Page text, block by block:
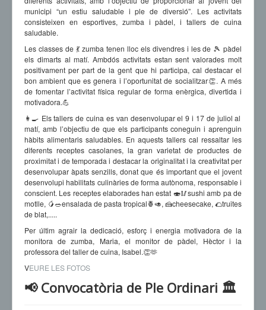
municipi “un estiu saludable i ple de diversió”. Les activitats
consisteixen en esportives, zumba i pàdel, i tallers de cuina
saludable.
Les classes de 💃 zumba tenen lloc els divendres i les de 🎾 pàdel
els dimarts al matí. Ambdós activitats estan sent valorades molt
positivament per part de la gent que hi participa, cal destacar el
bon ambient que es genera i l’oportunitat de socialitzar👏. A més
de fomentar l’activitat física regular de forma enèrgica, divertida i
motivadora.💪
👩‍🍳 Els tallers de cuina es van desenvolupar el 9 i 17 de juliol al
matí, amb l’objectiu de que els participants coneguin i aprenguin
hàbits alimentaris saludables. En aquests tallers cal ressaltar les
diferents receptes casolanes, la gran varietat de productes de
proximitat i de temporada i destacar la originalitat i la creativitat per
desenvolupar àpats senzills, donat que és important que el jovent
desenvolupi habilitats culinàries de forma autònoma, responsable i
conscient. Les receptes elaborades han estat 🍣🥢sushi amb pa de
motlle, 🥭🥗ensalada de pasta tropical🍍🥑, 🍰cheesecake, 🌮truites
de blat,.....
Per últim agrair la dedicació, esforç i energia motivadora de la
monitora de zumba, Maria, el monitor de pàdel, Hèctor i la
professora del taller de cuina, Isabel.👏🫶
VEURE LES FOTOS
📢 Convocatòria de Ple Ordinari 🏛️